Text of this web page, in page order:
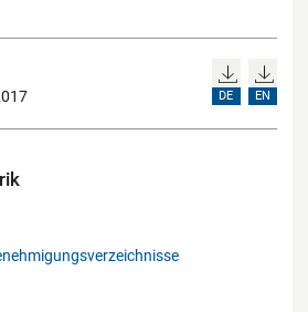
DE EN